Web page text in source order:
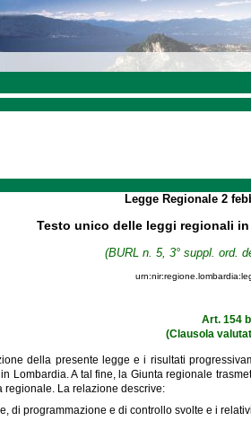
Legge Regionale2
Testo unico delle leggi regionali
(BURL n. 5, 3° suppl. ord.
Art. 154
(Clausola
della presente legge e i risultati
Lombardia. A tal fine, la Giunta regionale
La relazione descrive:
di programmazione e di controllo svolte e i